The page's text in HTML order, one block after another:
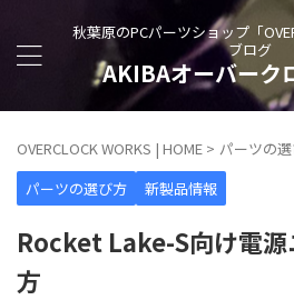
秋葉原のPCパーツショップ「
ブログ
AKIBAオーバーク
OVERCLOCK WORKS | HOME > パーツの
パーツの選び方
新製品情報
Rocket Lake-S向け電源
方